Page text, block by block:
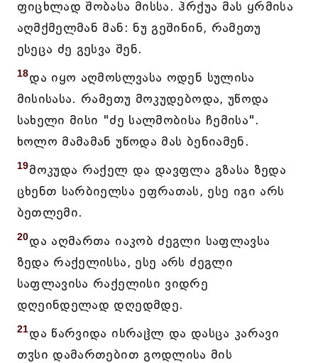
ფიცხლად შობასა მისსა. ჰრქუა მას ყრმისა
აღმქმელმან მან: ნუ გეშინინ, რამეთუ
ესეცა ძე გესვა შენ.
18და იყო აღმოსლვასა ოდენ სულისა
მისისასა. რამეთუ მოკუდებოდა, უწოდა
სახელი მისი "ძე სალმობისა ჩემისა".
ხოლო მამამან უწოდა მას ბენიამენ.
19მოკუდა რაქელ და დავფლა გზასა ზედა
ცხენთ სარბიელსა ეფრათას, ესე იგი არს
ბეთლემი.
20და აღმართა იაკობ ძეგლი საფლავსა
ზედა რაქელისსა, ესე არს ძეგლი
საფლავისა რაქელისი ვიდრე
დღეინდელად დღედმდე.
21და წარვიდა ისრაჱლ და დასცა კარავი
თჳსი დამართებით გოდლისა მის